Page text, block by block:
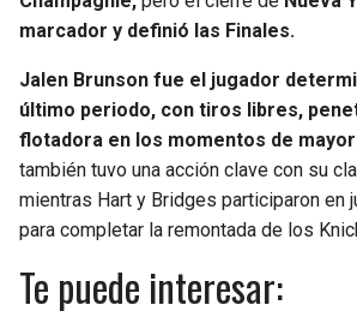
marcador y definió las Finales.
Jalen Brunson fue el jugador
último periodo, con tiros libres,
flotadora en los momentos de
también tuvo una acción clave con su
mientras Hart y Bridges participaron en
para completar la remontada de los
Te puede interesar: